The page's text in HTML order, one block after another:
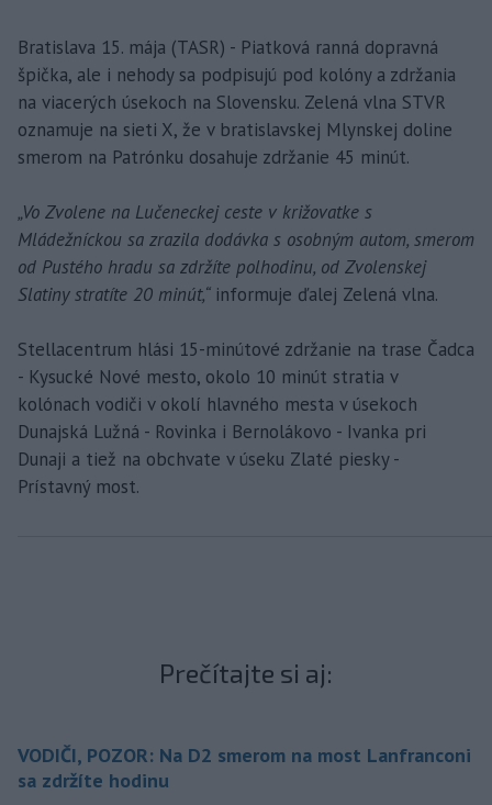
Bratislava 15. mája (TASR) - Piatková ranná dopravná
špička, ale i nehody sa podpisujú pod kolóny a zdržania
na viacerých úsekoch na Slovensku. Zelená vlna STVR
oznamuje na sieti X, že v bratislavskej Mlynskej doline
smerom na Patrónku dosahuje zdržanie 45 minút.
„Vo Zvolene na Lučeneckej ceste v križovatke s
Mládežníckou sa zrazila dodávka s osobným autom, smerom
od Pustého hradu sa zdržíte polhodinu, od Zvolenskej
Slatiny stratíte 20 minút,“ informuje ďalej Zelená vlna.
Stellacentrum hlási 15-minútové zdržanie na trase Čadca
- Kysucké Nové mesto, okolo 10 minút stratia v
kolónach vodiči v okolí hlavného mesta v úsekoch
Dunajská Lužná - Rovinka i Bernolákovo - Ivanka pri
Dunaji a tiež na obchvate v úseku Zlaté piesky -
Prístavný most.
Prečítajte si aj:
VODIČI, POZOR: Na D2 smerom na most Lanfranconi
sa zdržíte hodinu